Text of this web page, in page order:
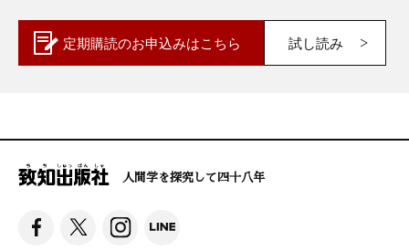
定期購読のお申込みはこちら 試し読み
人間学を探究して四十八年